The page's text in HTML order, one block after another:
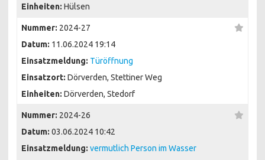
Einheiten: Hülsen
Nummer: 2024-27
Datum: 11.06.2024 19:14
Einsatzmeldung: Türöffnung
Einsatzort: Dörverden, Stettiner Weg
Einheiten: Dörverden, Stedorf
Nummer: 2024-26
Datum: 03.06.2024 10:42
Einsatzmeldung: vermutlich Person im Wasser